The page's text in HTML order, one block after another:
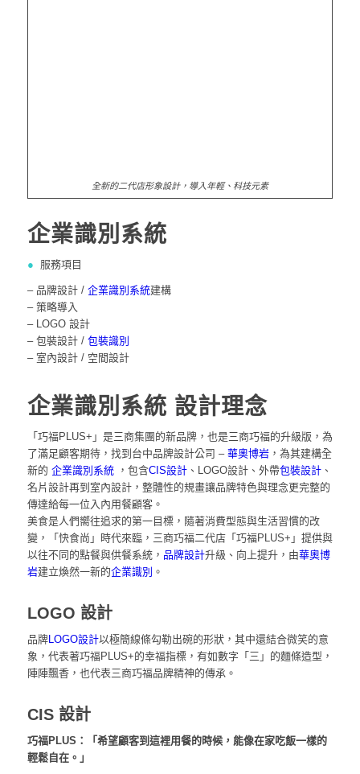
全新的二代店形象設計，導入年輕、科技元素
企業識別系統
● 服務項目
– 品牌設計 / 企業識別系統建構
– 策略導入
– LOGO 設計
– 包裝設計 / 包裝識別
– 室內設計 / 空間設計
企業識別系統 設計理念
「巧福PLUS+」是三商集團的新品牌，也是三商巧福的升級版，為
了滿足顧客期待，找到台中品牌設計公司 – 華奧博岩，為其建構全
新的 企業識別系統，包含CIS設計、LOGO設計、外帶包裝設計、
名片設計再到室內設計，整體性的規畫讓品牌特色與理念更完整的
傳達給每一位入內用餐顧客。
美食是人們嚮往追求的第一目標，隨著消費型態與生活習慣的改
變，「快食尚」時代來臨，三商巧福二代店「巧福PLUS+」提供與
以往不同的點餐與供餐系統， 品牌設計升級、向上提升，由華奧博
岩建立煥然一新的企業識別 。
LOGO 設計
品牌LOGO設計以極簡線條勾勒出碗的形狀，其中還結合微笑的意
象，代表著巧福PLUS+的幸福指標，有如數字「三」的麵條造型，
陣陣飄香，也代表三商巧福品牌精神的傳承。
CIS 設計
巧福PLUS：「希望顧客到這裡用餐的時候，能像在家吃飯一樣的
輕鬆自在。」